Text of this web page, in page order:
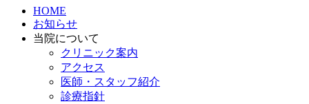
HOME
お知らせ
当院について
クリニック案内
アクセス
医師・スタッフ紹介
診療指針